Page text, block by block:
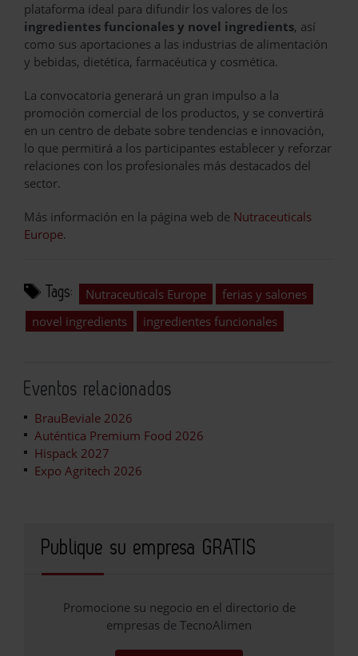
plataforma ideal para difundir los valores de los
ingredientes funcionales y novel ingredients, así
como sus aportaciones a las industrias de alimentación
y bebidas, dietética, farmacéutica y cosmética.
La convocatoria generará un gran impulso a la
promoción comercial de los productos, y se convertirá
en un centro de debate sobre tendencias e innovación,
lo que permitirá a los participantes establecer y reforzar
relaciones con los profesionales más destacados del
sector.
Más información en la página web de Nutraceuticals
Europe.
Tags: Nutraceuticals Europe
ferias y salones
novel ingredients
ingredientes funcionales
Eventos relacionados
BrauBeviale 2026
Auténtica Premium Food 2026
Hispack 2027
Expo Agritech 2026
Publique su empresa GRATIS
Promocione su negocio en el directorio de
empresas de TecnoAlimen